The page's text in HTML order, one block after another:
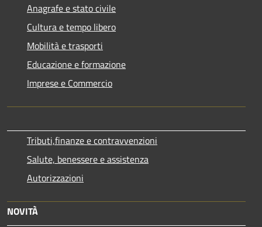
Anagrafe e stato civile
Cultura e tempo libero
Mobilità e trasporti
Educazione e formazione
Imprese e Commercio
Tributi,finanze e contravvenzioni
Salute, benessere e assistenza
Autorizzazioni
NOVITÀ